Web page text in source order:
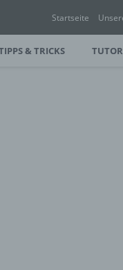
Startseite
& TRICKS